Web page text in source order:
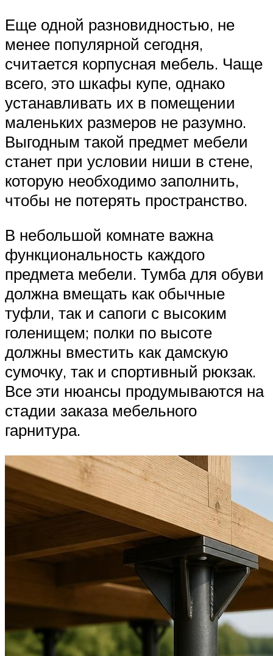
Еще одной разновидностью, не
менее популярной сегодня,
считается корпусная мебель. Чаще
всего, это шкафы купе, однако
устанавливать их в помещении
маленьких размеров не разумно.
Выгодным такой предмет мебели
станет при условии ниши в стене,
которую необходимо заполнить,
чтобы не потерять пространство.
В небольшой комнате важна
функциональность каждого
предмета мебели. Тумба для обуви
должна вмещать как обычные
туфли, так и сапоги с высоким
голенищем; полки по высоте
должны вместить как дамскую
сумочку, так и спортивный рюкзак.
Все эти нюансы продумываются на
стадии заказа мебельного
гарнитура.